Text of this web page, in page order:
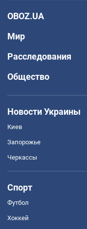
OBOZ.UA
Мир
Расследования
Общество
Новости Украины
Киев
Запорожье
Черкассы
Спорт
Футбол
Хоккей